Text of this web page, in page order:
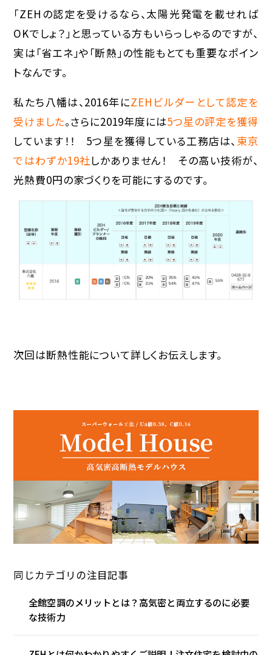
「ZEHの認定を受けるなら、太陽光発電を載せれば
OKでしょ？」と思っている方もいらっしゃるのですが、
実は「省エネ」や「断熱」の性能もとても重要なポイン
トなんです。
私たち八幡は、2016年にZEHビルダーとして認定を
受けました。さらに2019年度には5つ星の評定を獲得
しています！！ 5つ星を獲得している工務店は、 東京
ではわずか19社しかありません！ その高い技術が、
光熱費0円の家づくりを可能にするのです。
次回は断熱性能について詳しくお伝えします。
同じカテゴリの注目記事
全館空調のメリットとは？高気密と両立するのに必要
な技術力